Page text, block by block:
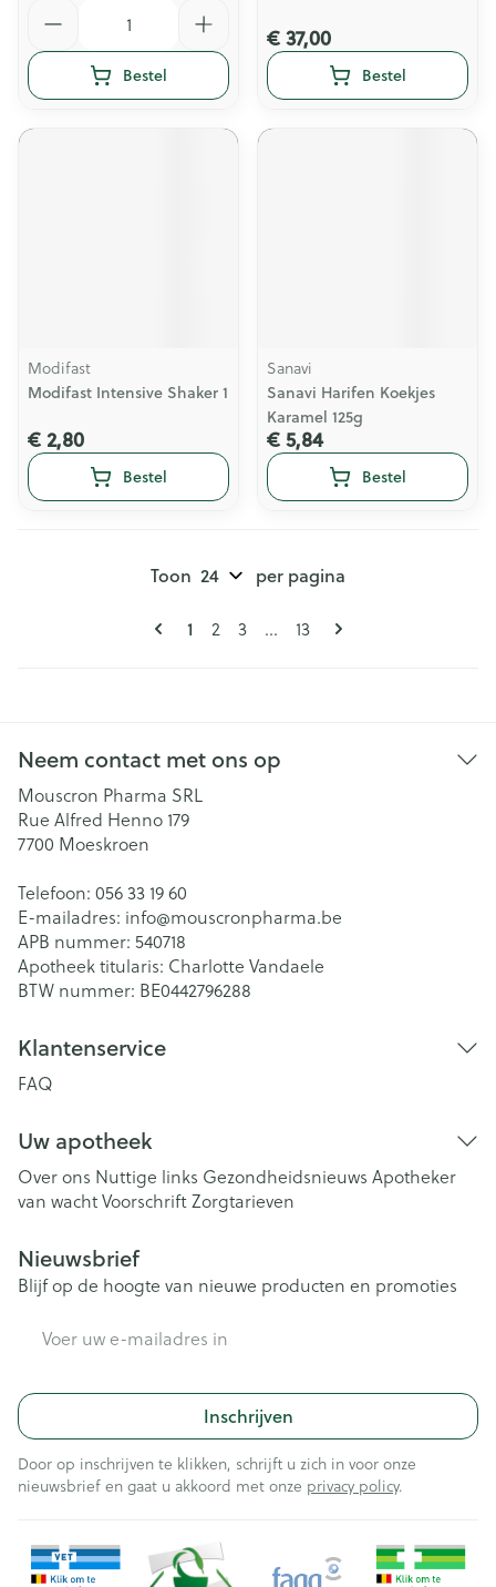
Bestel
€ 37,00
Bestel
Modifast
Modifast Intensive Shaker 1
€ 2,80
Bestel
Sanavi
Sanavi Harifen Koekjes
Karamel 125g
€ 5,84
Bestel
Pagina's
U lees momenteel pagina
1 Pagina
2 Pagina
3 ... Pagina
13
Toon per pagina
Neem contact met ons op
Mouscron Pharma SRL
Rue Alfred Henno 179
7700 Moeskroen
Telefoon: 056 33 19 60
E-mailadres: info@mouscronpharma.be
APB nummer: 540718
Apotheek titularis: Charlotte Vandaele
BTW nummer: BE0442796288
Klantenservice
FAQ
Uw apotheek
Over ons Nuttige links Gezondheidsnieuws Apotheker
van wachtVoorschriftZorgtarieven
Nieuwsbrief
Blijf op de hoogte van nieuwe producten en promoties
Inschrijven
Door op inschrijven te klikken, schrijft u zich in voor onze
nieuwsbrief en gaat u akkoord met onze privacy policy.